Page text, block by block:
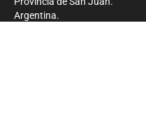
Argentina.